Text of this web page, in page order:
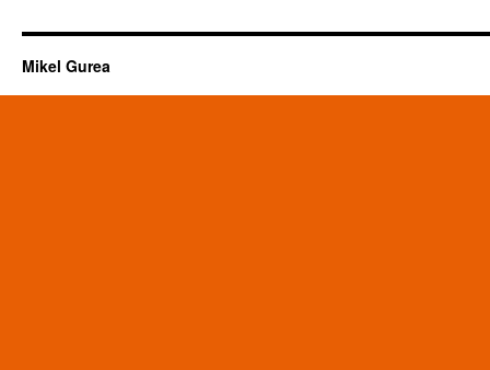
Mikel Gurea